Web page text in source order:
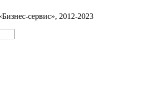
сервис», 2012-2023